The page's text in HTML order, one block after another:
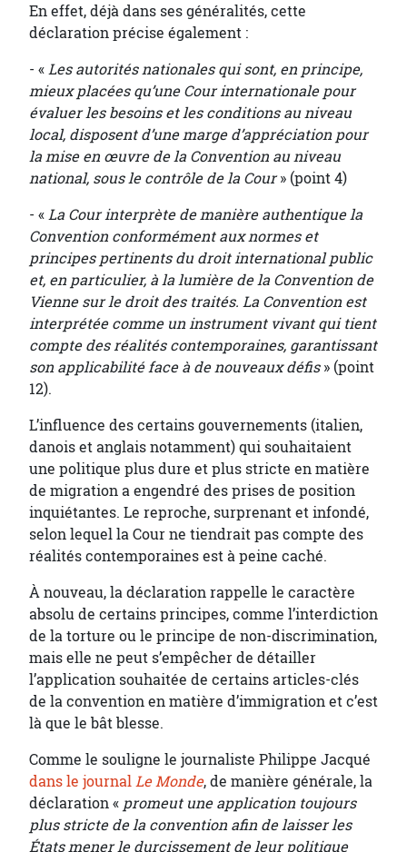
En effet, déjà dans ses généralités, cette
déclaration précise également :
- «Les autorités nationales qui sont, en principe,
mieux placées qu’une Cour internationale pour
évaluer les besoins et les conditions au niveau
local, disposent d’une marge d’appréciation pour
la mise en œuvre de la Convention au niveau
national, sous le contrôle de la Cour» (point 4)
- «La Cour interprète de manière authentique la
Convention conformément aux normes et
principes pertinents du droit international public
et, en particulier, à la lumière de la Convention de
Vienne sur le droit des traités. La Convention est
interprétée comme un instrument vivant qui tient
compte des réalités contemporaines, garantissant
son applicabilité face à de nouveaux défis» (point
12).
L’influence des certains gouvernements (italien,
danois et anglais notamment) qui souhaitaient
une politique plus dure et plus stricte en matière
de migration a engendré des prises de position
inquiétantes. Le reproche, surprenant et infondé,
selon lequel la Cour ne tiendrait pas compte des
réalités contemporaines est à peine caché.
À nouveau, la déclaration rappelle le caractère
absolu de certains principes, comme l’interdiction
de la torture ou le principe de non-discrimination,
mais elle ne peut s’empêcher de détailler
l’application souhaitée de certains articles-clés
de la convention en matière d’immigration et c’est
là que le bât blesse.
Comme le souligne le journaliste Philippe Jacqué
dans le journalLe Monde, de manière générale, la
déclaration « promeut une application toujours
plus stricte de la convention afin de laisser les
États mener le durcissement de leur politique